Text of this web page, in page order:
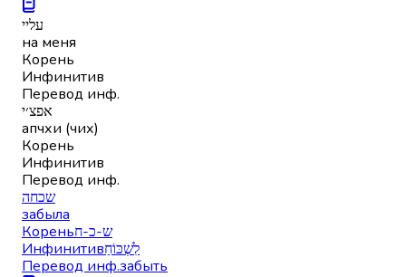
עליי
на меня
Корень
Инфинитив
Перевод инф.
אפצ׳י
апчхи (чих)
Корень
Инфинитив
Перевод инф.
שכחה
забыла
Кореньש-כ-ח
Инфинитивלִשְׁכּוֹחַ
Перевод инф.забыть